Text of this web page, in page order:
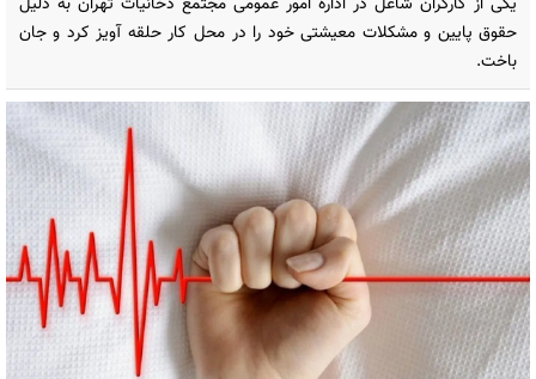
حقوق پایین و مشکلات معیشتی خود را در محل کار حلقه آویز کرد و جان
باخت.